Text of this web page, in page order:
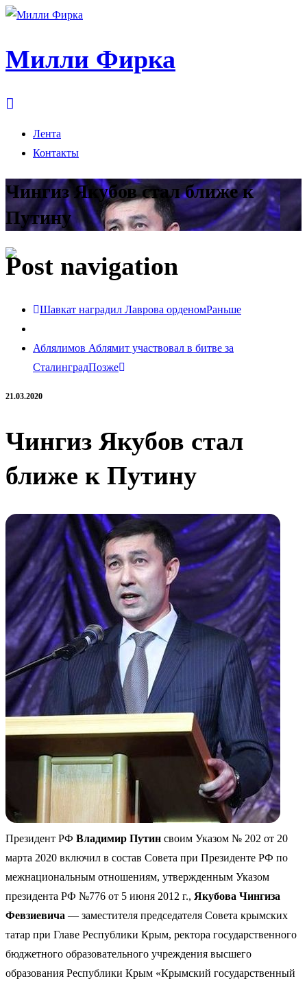
Милли Фирка
Лента
Контакты
Чингиз Якубов стал ближе к
Путину
Post navigation
Шавкат наградил Лаврова орденомРаньше
Аблялимов Аблямит участвовал в битве за
СталинградПозже
21.03.2020
Чингиз Якубов стал
ближе к Путину
Президент РФ Владимир Путин своим Указом № 202 от 20
марта 2020 включил в состав Совета при Президенте РФ по
межнациональным отношениям, утвержденным Указом
президента РФ №776 от 5 июня 2012 г., Якубова Чингиза
Февзиевича — заместителя председателя Совета крымских
татар при Главе Республики Крым, ректора государственного
бюджетного образовательного учреждения высшего
образования Республики Крым «Крымский государственный